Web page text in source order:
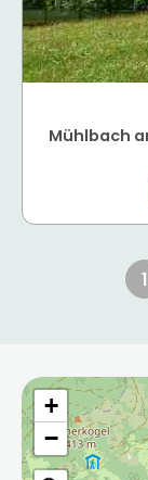
Mühlbach
1
+
−